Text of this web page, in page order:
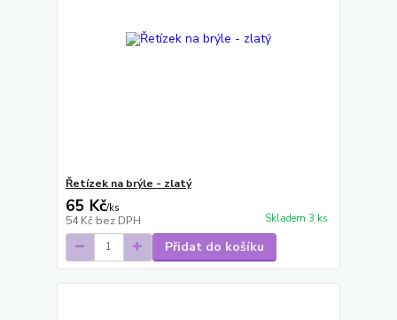
Řetízek na brýle - zlatý
65 Kč/ks
54 Kč bez DPH Skladem 3 ks
Přidat do košíku